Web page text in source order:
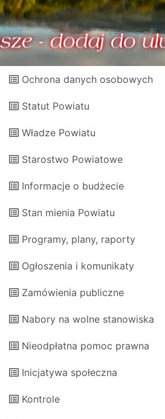
Ochrona danych osobowych
Statut Powiatu
Władze Powiatu
Starostwo Powiatowe
Informacje o budżecie
Stan mienia Powiatu
Programy, plany, raporty
Ogłoszenia i komunikaty
Zamówienia publiczne
Nabory na wolne stanowiska
Nieodpłatna pomoc prawna
Inicjatywa społeczna
Kontrole